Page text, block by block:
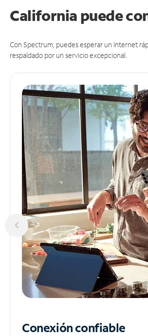
California puede
Con Spectrum, puedes esperar un Internet
respaldado por un servicio excepcional.
Conexión confiable